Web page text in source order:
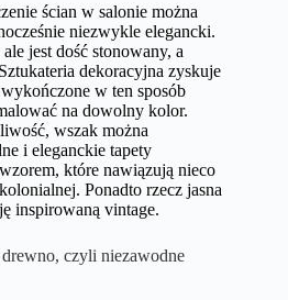
ścian w salonie można
niezwykle elegancki.
jest dość stonowany, a
dekoracyjna zyskuje
w ten sposób
na dowolny kolor.
wszak można
i eleganckie tapety
które nawiązują nieco
Ponadto rzecz jasna
inspirowaną vintage.
czyli niezawodne